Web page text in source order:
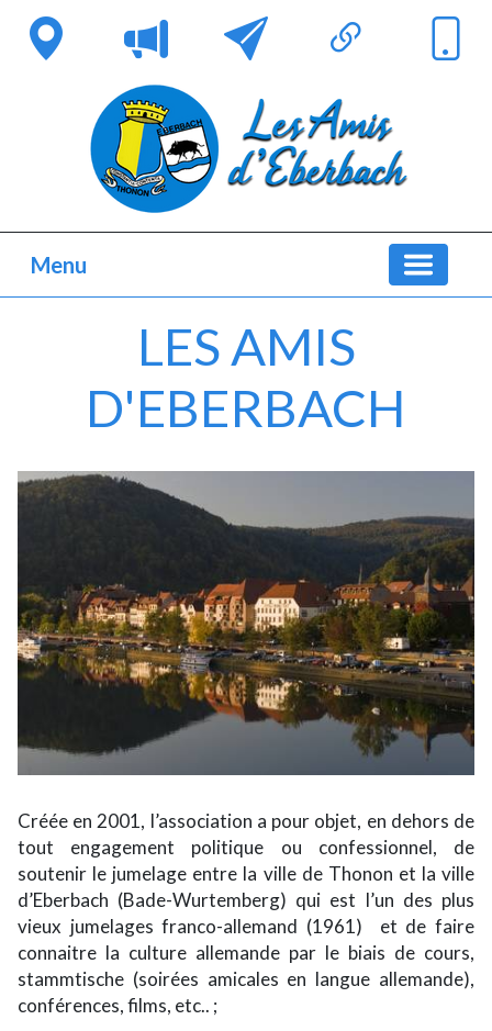
Menu
LES AMIS
D'EBERBACH
Créée en 2001, l’association a pour objet, en dehors de
tout engagement politique ou confessionnel, de
soutenir le jumelage entre la ville de Thonon et la ville
d’Eberbach (Bade-Wurtemberg) qui est l’un des plus
vieux jumelages franco-allemand (1961) et de faire
connaitre la culture allemande par le biais de cours,
stammtische (soirées amicales en langue allemande),
conférences, films, etc.. ;